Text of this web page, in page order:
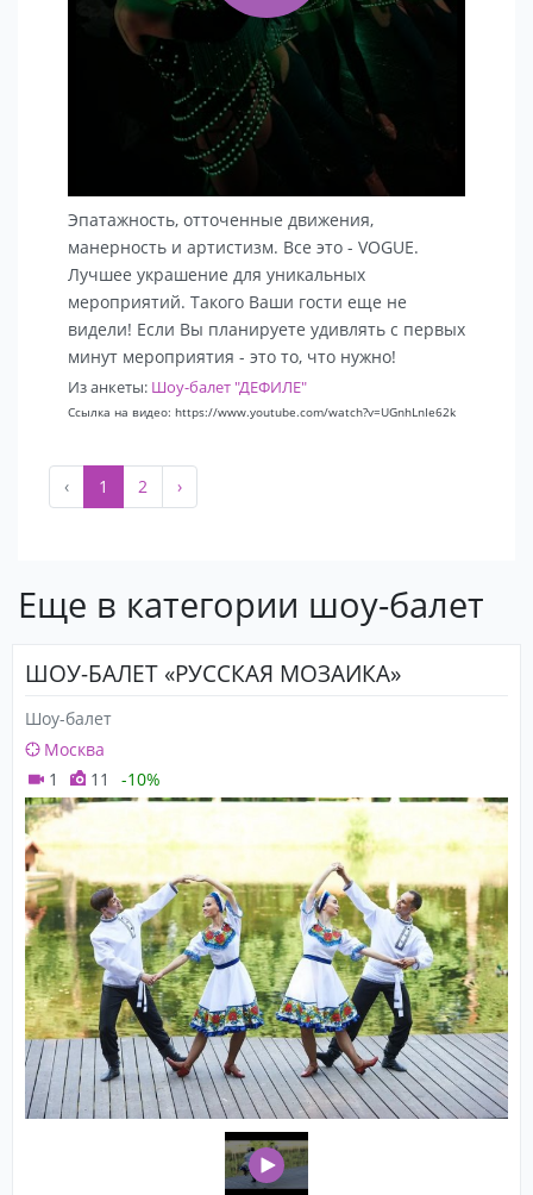
Эпатажность, отточенные движения,
манерность и артистизм. Все это - VOGUE.
Лучшее украшение для уникальных
мероприятий. Такого Ваши гости еще не
видели! Если Вы планируете удивлять с первых
минут мероприятия - это то, что нужно!
Из анкеты: Шоу-балет "ДЕФИЛЕ"
Ссылка на видео: https://www.youtube.com/watch?v=UGnhLnIe62k
‹ 1 2 ›
Еще в категории шоу-балет
ШОУ-БАЛЕТ «РУССКАЯ МОЗАИКА»
Шоу-балет
Москва
1
11 -10%